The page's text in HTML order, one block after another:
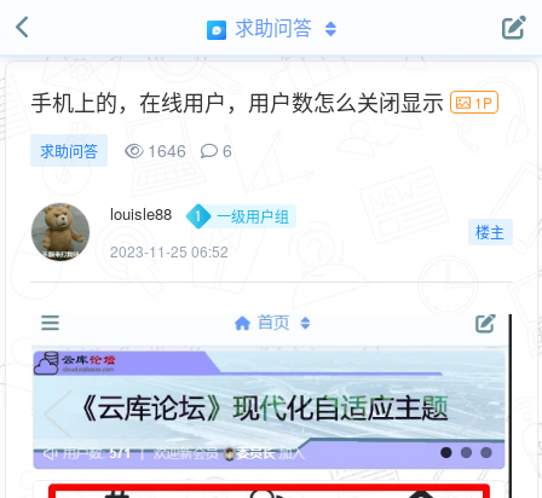
求助问答
手机上的，在线用户，用户数怎么关闭显示 1P
求助问答 1646 6
louisle88
一级用户组
2023-11-25 06:52
楼主